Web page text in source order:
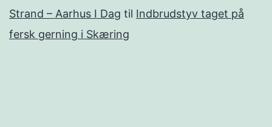
Strand – Aarhus I Dag til Indbrudstyv taget på
fersk gerning i Skæring